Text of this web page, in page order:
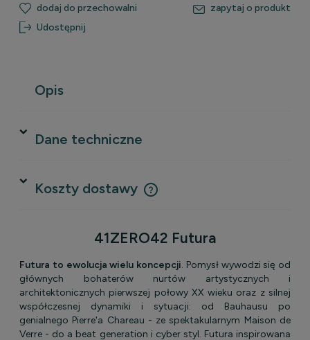
dodaj do przechowalni
zapytaj o produkt
Udostępnij
Opis
Dane techniczne
Koszty dostawy
Cena nie zawiera ewentualnych kosztów płatności
41ZERO42 Futura
Futura to ewolucja wielu koncepcji. Pomysł wywodzi się od
głównych bohaterów nurtów artystycznych i
architektonicznych pierwszej połowy XX wieku oraz z silnej
współczesnej dynamiki i sytuacji: od Bauhausu po
genialnego Pierre'a Chareau - ze spektakularnym Maison de
Verre - do a beat generation i cyber styl. Futura inspirowana